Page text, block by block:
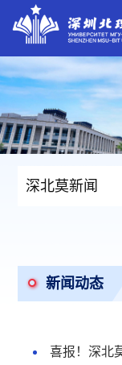
深北莫新闻
新闻动态